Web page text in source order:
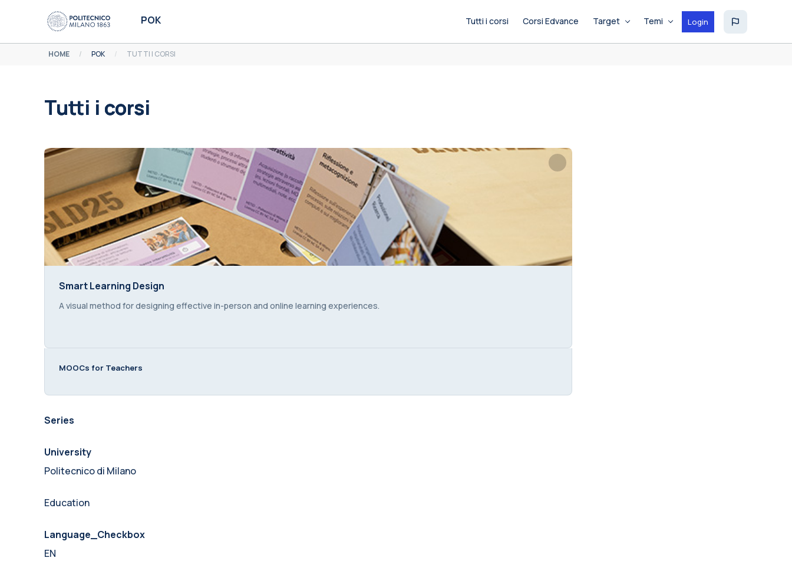
POK
Tutti i corsi Corsi Edvance Target Temi Login
HOME POK TUTTI I CORSI
Tutti i corsi
Aggregazione dei criteri
Smart Learning Design
Smart Learning Design
Course summary text:
A visual method for designing effective in-person and online learning experiences.
MOOCs for Teachers
Series
University
Politecnico di Milano
Education
Language_Checkbox
EN